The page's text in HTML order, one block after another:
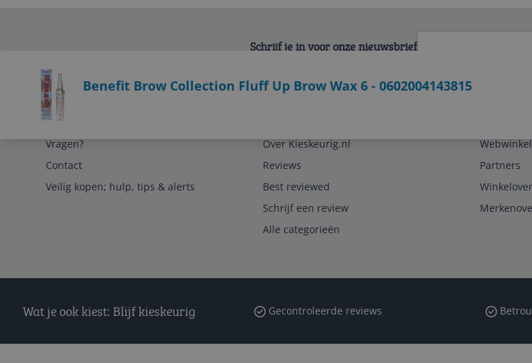
Benefit Brow Collection Fluff Up Brow Wax 6 - 0602004143815
Schrijf je in voor onze nieuwsbrief
Service
Vragen?
Contact
Veilig kopen; hulp, tips & alerts
Over Kieskeurig.nl
Reviews
Best reviewed
Schrijf een review
Alle categorieën
Partners
Wat je ook kiest: Blijf kieskeurig Gecontroleerde reviews